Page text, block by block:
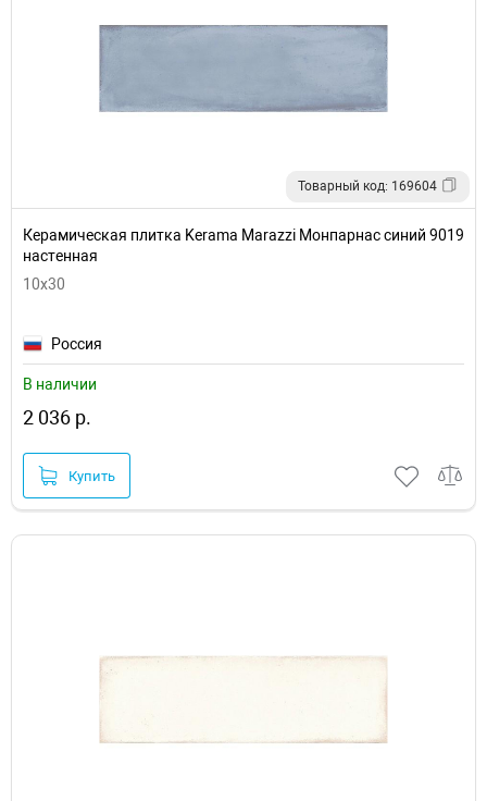
Товарный код: 169604
Керамическая плитка Kerama Marazzi Монпарнас синий 9019
настенная
10x30
Россия
В наличии
2 036 р.
Купить